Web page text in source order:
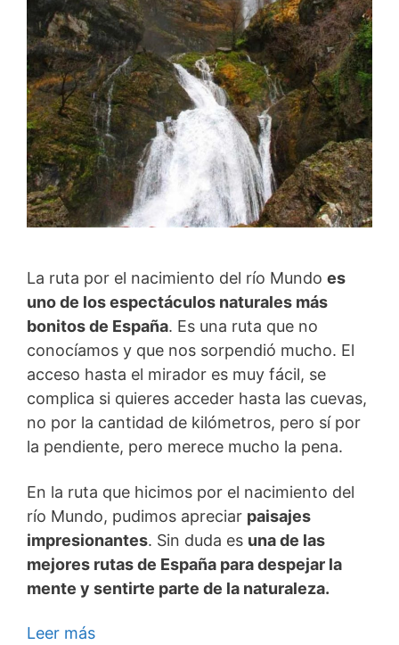
La ruta por el nacimiento del río Mundo es
uno de los espectáculos naturales más
bonitos de España. Es una ruta que no
conocíamos y que nos sorpendió mucho. El
acceso hasta el mirador es muy fácil, se
complica si quieres acceder hasta las cuevas,
no por la cantidad de kilómetros, pero sí por
la pendiente, pero merece mucho la pena.
En la ruta que hicimos por el nacimiento del
río Mundo, pudimos apreciar paisajes
impresionantes. Sin duda es una de las
mejores rutas de España para despejar la
mente y sentirte parte de la naturaleza.
Leer más